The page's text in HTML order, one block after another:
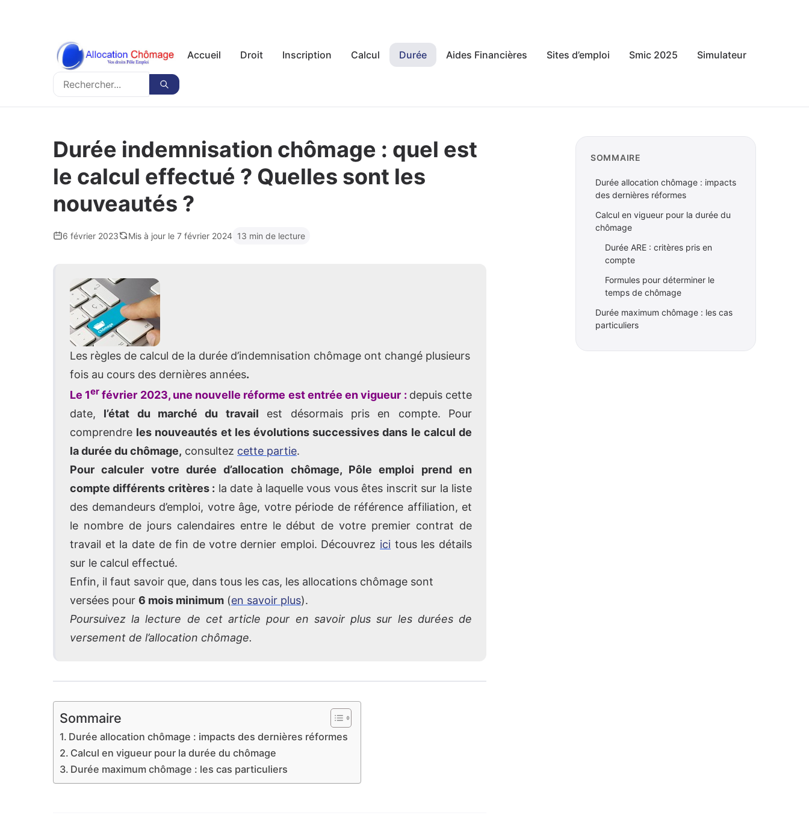
Accueil Droit Inscription Calcul Durée Aides Financières Sites d’emploi Smic 2025 Simulateur
Rechercher Rechercher
Durée indemnisation chômage : quel est
le calcul effectué ? Quelles sont les
nouveautés ?
6 février 2023 Mis à jour le 7 février 2024 13 min de lecture
Les règles de calcul de la durée d’indemnisation chômage ont changé plusieurs
fois au cours des dernières années.
Le 1er février 2023, une nouvelle réforme est entrée en vigueur : depuis cette
date, l’état du marché du travail est désormais pris en compte. Pour
comprendre les nouveautés et les évolutions successives dans le calcul de
la durée du chômage, consultez cette partie.
Pour calculer votre durée d’allocation chômage, Pôle emploi prend en
compte différents critères : la date à laquelle vous vous êtes inscrit sur la liste
des demandeurs d’emploi, votre âge, votre période de référence affiliation, et
le nombre de jours calendaires entre le début de votre premier contrat de
travail et la date de fin de votre dernier emploi. Découvrez ici tous les détails
sur le calcul effectué.
Enfin, il faut savoir que, dans tous les cas, les allocations chômage sont
versées pour 6 mois minimum (en savoir plus).
Poursuivez la lecture de cet article pour en savoir plus sur les durées de
versement de l’allocation chômage.
Sommaire
Durée allocation chômage : impacts des dernières réformes
Calcul en vigueur pour la durée du chômage
Durée maximum chômage : les cas particuliers
SOMMAIRE
Durée allocation chômage : impacts
des dernières réformes
Calcul en vigueur pour la durée du
chômage
Durée ARE : critères pris en
compte
Formules pour déterminer le
temps de chômage
Durée maximum chômage : les cas
particuliers